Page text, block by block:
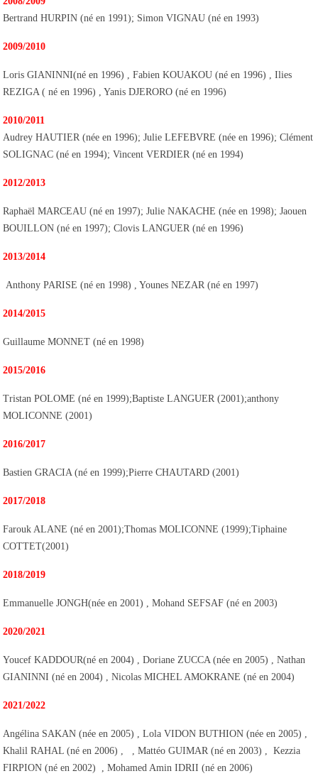
Bertrand HURPIN (né en 1991); Simon VIGNAU (né en 1993)
2009/2010
Loris GIANINNI(né en 1996) , Fabien KOUAKOU (né en 1996) , Ilies
REZIGA ( né en 1996) , Yanis DJERORO (né en 1996)
2010/2011
Audrey HAUTIER (née en 1996); Julie LEFEBVRE (née en 1996); Clément
SOLIGNAC (né en 1994); Vincent VERDIER (né en 1994)
2012/2013
Raphaël MARCEAU (né en 1997); Julie NAKACHE (née en 1998); Jaouen
BOUILLON (né en 1997); Clovis LANGUER (né en 1996)
2013/2014
Anthony PARISE (né en 1998) , Younes NEZAR (né en 1997)
2014/2015
Guillaume MONNET (né en 1998)
2015/2016
Tristan POLOME (né en 1999);Baptiste LANGUER (2001);anthony
MOLICONNE (2001)
2016/2017
Bastien GRACIA (né en 1999);Pierre CHAUTARD (2001)
2017/2018
Farouk ALANE (né en 2001);Thomas MOLICONNE (1999);Tiphaine
COTTET(2001)
2018/2019
Emmanuelle JONGH(née en 2001) , Mohand SEFSAF (né en 2003)
2020/2021
Youcef KADDOUR(né en 2004) , Doriane ZUCCA (née en 2005) , Nathan
GIANINNI (né en 2004) , Nicolas MICHEL AMOKRANE (né en 2004)
2021/2022
Angélina SAKAN (née en 2005) , Lola VIDON BUTHION (née en 2005) ,
Khalil RAHAL (né en 2006) , , Mattéo GUIMAR (né en 2003) , Kezzia
FIRPION (né en 2002) , Mohamed Amin IDRII (né en 2006)